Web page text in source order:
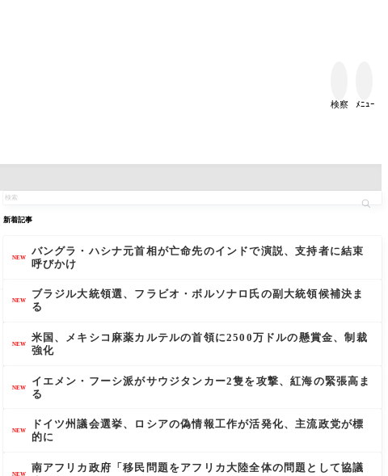
検察 ﾒﾆｭｰ
新着記事
NEW
バングラ・ハシナ元首相が亡命先のインドで演説、支持者に結束
呼びかけ
NEW
ブラジル大統領選、フラビオ・ボルソナロ氏の副大統領候補決ま
る
NEW
米国、メキシコ麻薬カルテルの首領に2500万ドルの懸賞金、制裁
強化
NEW
イエメン・フーシ派がサウジタンカー2隻を攻撃、紅海の緊張高ま
る
NEW
ドイツ州議会選挙、ロシアの偽情報工作が活発化、主流政党が標
的に
NEW
南アフリカ政府「移民問題をアフリカ大陸全体の問題として協議